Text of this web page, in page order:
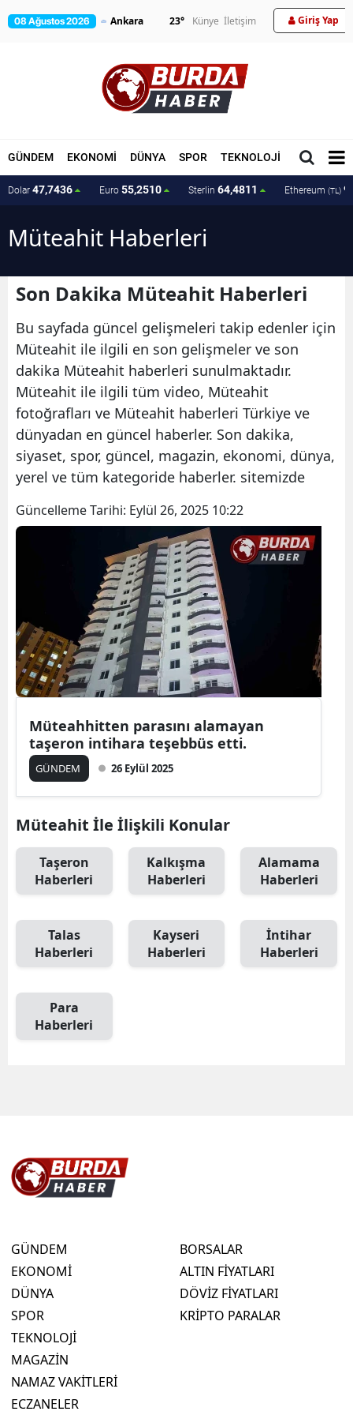
08 Ağustos 2026 23° Künye İletişim Giriş Yap
GÜNDEM EKONOMİ DÜNYA SPOR TEKNOLOJİ MAGAZİN
Dolar 47,7436 Euro 55,2510 Sterlin 64,4811 Ethereum (TL)
Müteahit Haberleri
Son Dakika Müteahit Haberleri
Bu sayfada güncel gelişmeleri takip edenler için
Müteahit ile ilgili en son gelişmeler ve son
dakika Müteahit haberleri sunulmaktadır.
Müteahit ile ilgili tüm video, Müteahit
fotoğrafları ve Müteahit haberleri Türkiye ve
dünyadan en güncel haberler. Son dakika,
siyaset, spor, güncel, magazin, ekonomi, dünya,
yerel ve tüm kategoride haberler. sitemizde
Güncelleme Tarihi: Eylül 26, 2025 10:22
Müteahhitten parasını alamayan
taşeron intihara teşebbüs etti.
GÜNDEM 26 Eylül 2025
Müteahit İle İlişkili Konular
Taşeron
Haberleri
Kalkışma
Haberleri
Alamama
Haberleri
Talas
Haberleri
Kayseri
Haberleri
İntihar
Haberleri
Para
Haberleri
GÜNDEM
EKONOMİ
DÜNYA
SPOR
TEKNOLOJİ
MAGAZİN
NAMAZ VAKİTLERİ
ECZANELER
BORSALAR
ALTIN FİYATLARI
DÖVİZ FİYATLARI
KRİPTO PARALAR